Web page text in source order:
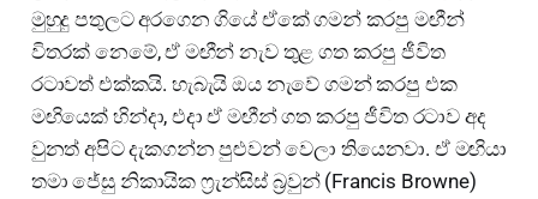
මුහුදු පතුලට අරගෙන ගියේ ඒකේ ගමන් කරපු මඟීන්
විතරක් නෙමේ, ඒ මඟීන් නැව තුළ ගත කරපු ජීවිත
රටාවත් එක්කයි. හැබැයි ඔය නැවේ ගමන් කරපු එක
මඟියෙක් හින්දා, එදා ඒ මඟීන් ගත කරපු ජීවිත රටාව අද
වුනත් අපිට දැකගන්න පුළුවන් වෙලා තියෙනවා. ඒ මඟියා
තමා ජේසු නිකායික ෆ්‍රැන්සිස් බ්‍රවුන් (Francis Browne)